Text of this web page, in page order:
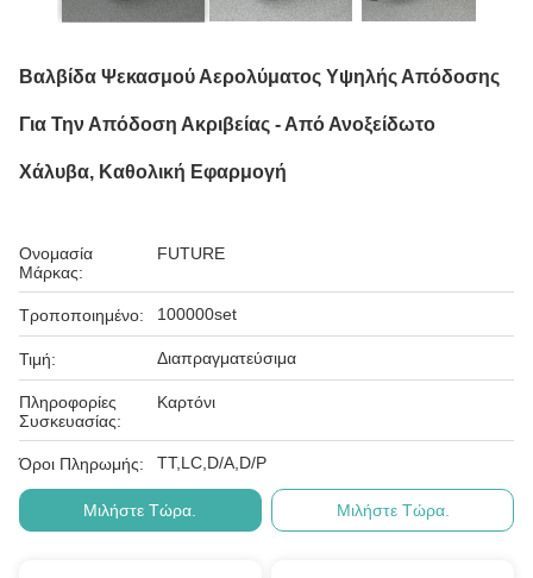
Βαλβίδα Ψεκασμού Αερολύματος Υψηλής Απόδοσης
Για Την Απόδοση Ακριβείας - Από Ανοξείδωτο
Χάλυβα, Καθολική Εφαρμογή
Ονομασία
Μάρκας:
FUTURE
Τροποποιημένο: 100000set
Τιμή: Διαπραγματεύσιμα
Πληροφορίες
Συσκευασίας:
Καρτόνι
Όροι Πληρωμής: ΤΤ,LC,D/A,D/P
Μιλήστε Τώρα. Μιλήστε Τώρα.